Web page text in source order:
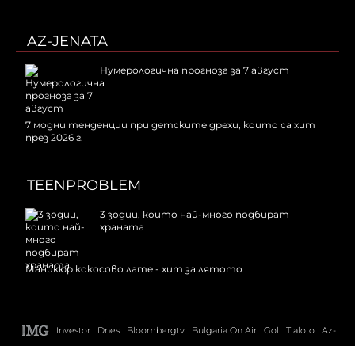
AZ-JENATA
Нумерологична прогноза за 7 август
7 модни тенденции при детските дрехи, които са хит
през 2026 г.
TEENPROBLEM
3 зодии, които най-много подбират
храната
Маникюр кокосово лате - хит за лятото
Investor Dnes Bloombergtv Bulgaria On Air Gol Tialoto
Az-